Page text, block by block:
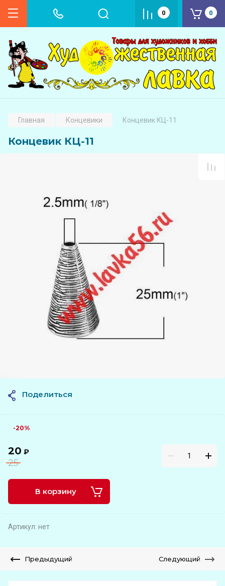
0 0
Главная Концевики Концевик КЦ-11
Концевик КЦ-11
-20%
20 ₽
25
В корзину
Артикул: нет
Поделиться
Предыдущий Следующий